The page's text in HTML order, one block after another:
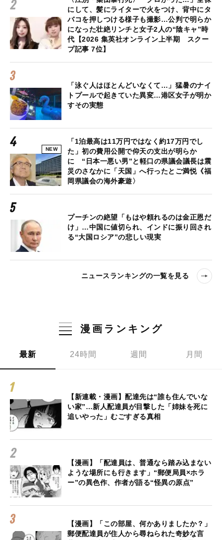
にして、髪にライターで火をつけ、背中にタ
バコを押しつける様子も撮影…公判で明らか
になった壮絶リンチと女子2人の“陰キャ”時
代【2026 集英社オンライン上半期 スクー
プ記事 7位】
「泳ぐ人はほとんどいなくて…」猛暑のナイ
トプールで起きていた異変…港区女子が明か
すその実態
NEW
「1泊最高は11万円ではなく約17万円でし
た」初の費用公開で仰天の支出が明らか
に “日本一悪い男”と軽口の県議会議長は震
災のさなかに「天国」へ行ったとご満悦《福
岡県議会の海外豪遊〉
プーチンの絶望「もはや頼れるのは金正恩だ
け」…中国に値切られ、インドに振り回され
る“大国ロシア”の悲しい現実
ニュースランキングの一覧を見る
漫画ランキング
最新 24時間 週間 月間
【新連載・漫画】配達先は“誰も住んでいな
い家”…新人配達員が目撃した「姉妹を死に
追いやった」むごすぎる真相
【漫画】「配達員は、普通なら踏み込まない
ような場所にも行きます」“郵便局員×ホラ
ー”の異色作、作者が語る“怪異の原点”
【漫画】「この部屋、何かありましたか？」
郵便配達員が住人から尋ねられた奇妙な言